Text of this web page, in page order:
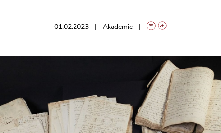
01.02.2023 Akademie